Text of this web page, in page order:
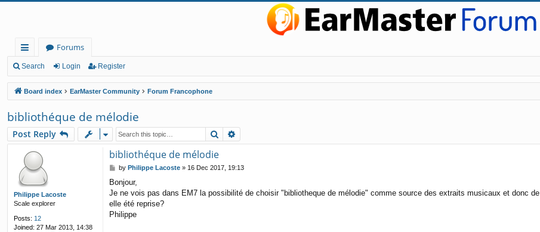
ui
ck
lin
ks
Forums
Search Login Register
Board index EarMaster Community Forum Francophone
bibliothéque de mélodie
Post Reply Search
Philippe Lacoste
Scale explorer
Posts: 12
Joined: 27 Mar 2013, 14:38
bibliothéque de mélodie
P
s
t
by Philippe Lacoste» 16 Dec 2017, 19:13
Bonjour,
Je ne vois pas dans EM7 la possibilité de choisir "bibliotheque de mélodie" comme source des extraits musicaux et donc
elle été reprise?
Philippe